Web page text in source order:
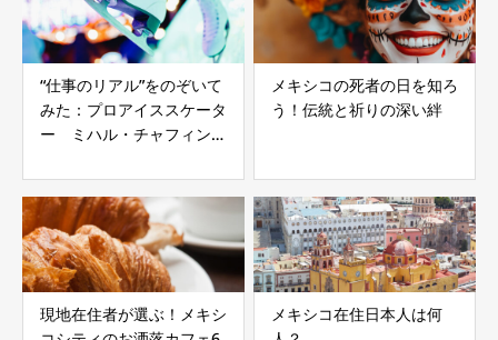
“仕事のリアル”をのぞいて
みた：プロアイススケータ
ー ミハル・チャフィンさ
メキシコの死者の日を知ろ
う！伝統と祈りの深い絆
現地在住者が選ぶ！メキシ
メキシコ在住日本人は何